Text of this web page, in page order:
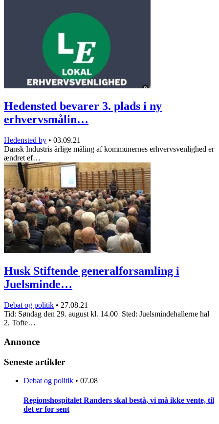
Hedensted bevarer 3. plads i ny
erhvervsmålin…
Hedensted by • 03.09.21
Dansk Industris årlige måling af kommunernes erhvervsvenlighed er
ændret ef…
Husk Stiftende generalforsamling i
Juelsminde…
Debat og politik • 27.08.21
Tid: Søndag den 29. august kl. 14.00 Sted: Juelsmindehallerne hal
2, Tofte…
Annonce
Seneste artikler
Debat og politik • 07.08
Regionshospitalet Randers skal bestå, vi må ikke vente, til
det er for sent